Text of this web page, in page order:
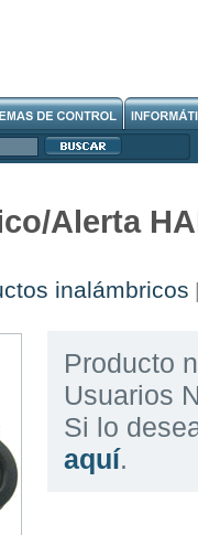
Alerta
inalámbricos
Producto
Usuarios
Si lo
aquí.